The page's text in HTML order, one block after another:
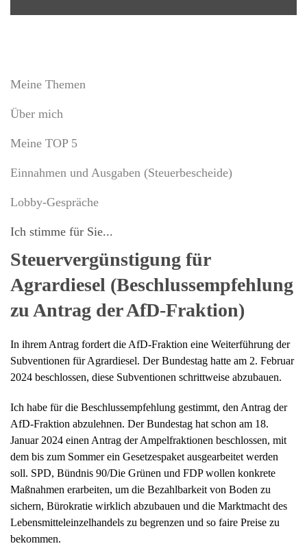
Meine Themen
Über mich
Meine TOP 5
Einnahmen und Ausgaben (Steuerbescheide)
Lobby-Gespräche
Ich stimme für Sie...
Steuervergünstigung für
Agrardiesel (Beschlussempfehlung
zu Antrag der AfD-Fraktion)
In ihrem Antrag fordert die AfD-Fraktion eine Weiterführung der
Subventionen für Agrardiesel. Der Bundestag hatte am 2. Februar
2024 beschlossen, diese Subventionen schrittweise abzubauen.
Ich habe für die Beschlussempfehlung gestimmt, den Antrag der
AfD-Fraktion abzulehnen. Der Bundestag hat schon am 18.
Januar 2024 einen Antrag der Ampelfraktionen beschlossen, mit
dem bis zum Sommer ein Gesetzespaket ausgearbeitet werden
soll. SPD, Bündnis 90/Die Grünen und FDP wollen konkrete
Maßnahmen erarbeiten, um die Bezahlbarkeit von Boden zu
sichern, Bürokratie wirklich abzubauen und die Marktmacht des
Lebensmitteleinzelhandels zu begrenzen und so faire Preise zu
bekommen.